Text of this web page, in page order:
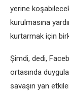
yerine
kurulmasına
kurtarmak için
Şimdi, dedi,
ortasında
savaşın yan